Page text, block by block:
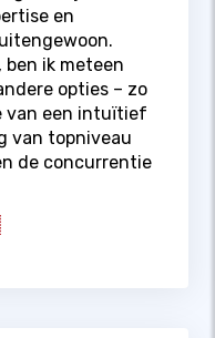
en
ben ik meteen
opties – zo
van een intuïtief
van topniveau
de concurrentie